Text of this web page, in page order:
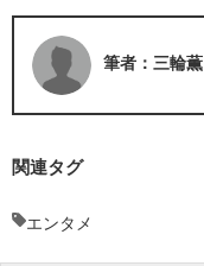
筆者：三輪薫
関連タグ
エンタメ